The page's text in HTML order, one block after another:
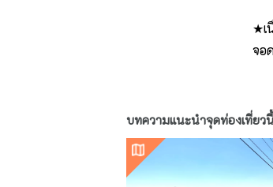
★เ
จอ
บทความแนะนำจุดท่องเที่ยว